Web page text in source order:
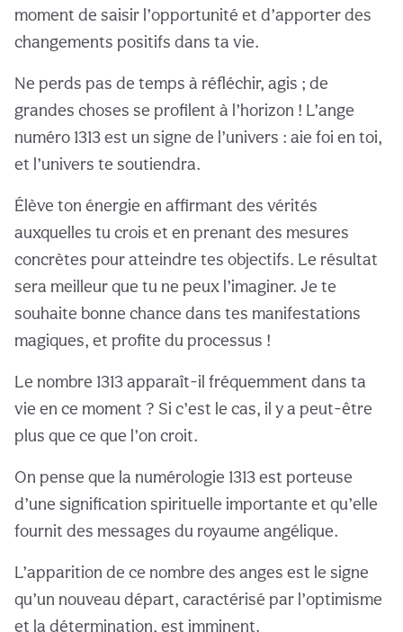
moment de saisir l’opportunité et d’apporter des
changements positifs dans ta vie.
Ne perds pas de temps à réfléchir, agis ; de
grandes choses se profilent à l’horizon ! L’ange
numéro 1313 est un signe de l’univers : aie foi en toi,
et l’univers te soutiendra.
Élève ton énergie en affirmant des vérités
auxquelles tu crois et en prenant des mesures
concrètes pour atteindre tes objectifs. Le résultat
sera meilleur que tu ne peux l’imaginer. Je te
souhaite bonne chance dans tes manifestations
magiques, et profite du processus !
Le nombre 1313 apparaît-il fréquemment dans ta
vie en ce moment ? Si c’est le cas, il y a peut-être
plus que ce que l’on croit.
On pense que la numérologie 1313 est porteuse
d’une signification spirituelle importante et qu’elle
fournit des messages du royaume angélique.
L’apparition de ce nombre des anges est le signe
qu’un nouveau départ, caractérisé par l’optimisme
et la détermination, est imminent.